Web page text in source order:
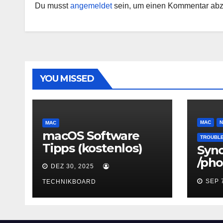
Du musstangemeldetsein, um einen Kommentar
YOU MISSED
MAC
macOS Software
Tipps (kostenlos)
DEZ 30, 2025
TECHNIKBOARD
MAC
/
SEP